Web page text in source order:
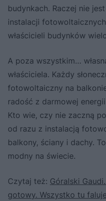
budynkach. Raczej nie
instalacji
właścicieli budynków
A poza wszystkim…
właściciela. Każdy
fotowoltaiczny na
radość z darmowej
Kto wie, czy nie zaczną
od razu z instalacją
balkony, ściany i dachy.
modny na świecie.
Czytaj też: Góralski
gotowy. Wszystko tu